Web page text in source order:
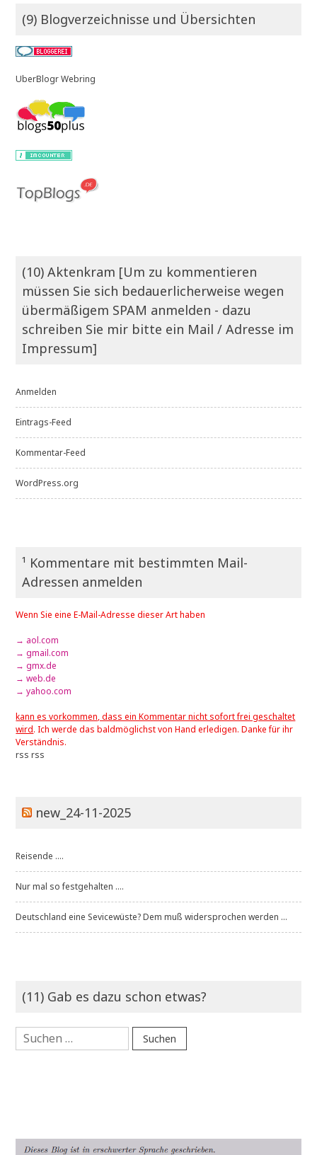
(9) Blogverzeichnisse und Übersichten
UberBlogr Webring
(10) Aktenkram [Um zu kommentieren
müssen Sie sich bedauerlicherweise wegen
übermäßigem SPAM anmelden - dazu
schreiben Sie mir bitte ein Mail / Adresse im
Impressum]
Anmelden
Eintrags-Feed
Kommentar-Feed
WordPress.org
¹ Kommentare mit bestimmten Mail-
Adressen anmelden
Wenn Sie eine E-Mail-Adresse dieser Art haben
→ aol.com
→ gmail.com
→ gmx.de
→ web.de
→ yahoo.com
kann es vorkommen, dass ein Kommentar nicht sofort frei geschaltet
wird. Ich werde das baldmöglichst von Hand erledigen. Danke für ihr
Verständnis.
rss rss
new_24-11-2025
Reisende ....
Nur mal so festgehalten ....
Deutschland eine Sevicewüste? Dem muß widersprochen werden ...
(11) Gab es dazu schon etwas?
Suchen
nach: